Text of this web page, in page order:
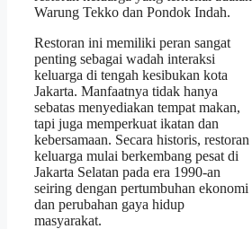
Warung Tekko dan Pondok Indah.
Restoran ini memiliki peran sangat
penting sebagai wadah interaksi
keluarga di tengah kesibukan kota
Jakarta. Manfaatnya tidak hanya
sebatas menyediakan tempat makan,
tapi juga memperkuat ikatan dan
kebersamaan. Secara historis, restoran
keluarga mulai berkembang pesat di
Jakarta Selatan pada era 1990-an
seiring dengan pertumbuhan ekonomi
dan perubahan gaya hidup
masyarakat.